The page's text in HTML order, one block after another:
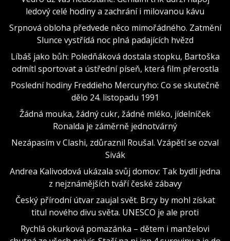
ledový celé hodiny a zachrání i milovanou kávu
Srpnová obloha předvede něco mimořádného. Zatmění
Slunce vystřídá noc plná padajících hvězd
Líbáš jako bůh: Poledňáková dostala stopku, Bartoška
odmítl sportovat a ústřední píseň, která film přerostla
Poslední hodiny Freddieho Mercuryho: Co se skutečně
dělo 24. listopadu 1991
Žádná mouka, žádný cukr, žádné mléko, jídelníček
Ronalda je záměrně jednotvárný
Nezápasím v Clashi, zdůraznil Roušal. Vzápětí se ozval
Sivák
Andrea Kalivodová ukázala svůj domov: Tak bydlí jedna
z nejznámějších tváří české zábavy
Český přírodní útvar zaujal svět. Brzy by mohl získat
titul nového divu světa. UNESCO je ale proti
Rychlá okurková pomazánka – dětem i manželovi